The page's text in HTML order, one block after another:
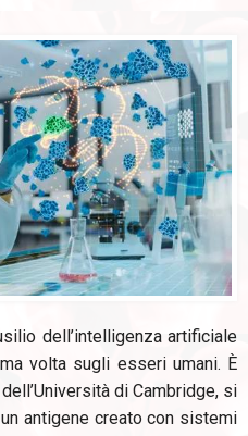
dell’intelligenza artificiale
volta sugli esseri umani. È
di Cambridge, si
antigene creato con sistemi